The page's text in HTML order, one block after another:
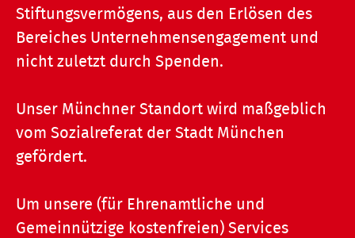
Stiftungsvermögens, aus den Erlösen des
Bereiches Unternehmensengagement und
nicht zuletzt durch Spenden.
Unser Münchner Standort wird maßgeblich
vom Sozialreferat der Stadt München
gefördert.
Um unsere (für Ehrenamtliche und
Gemeinnützige kostenfreien) Services